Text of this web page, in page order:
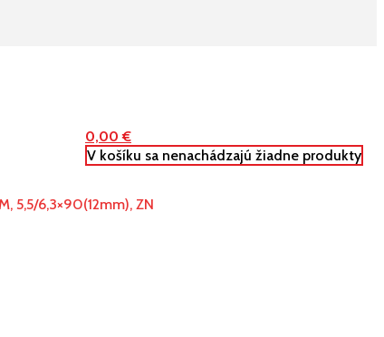
0,00€
V košíku sa nenachádzajú žiadne produkty
5,5/6,3×90(12mm), ZN